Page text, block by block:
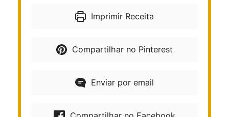
Imprimir Receita
Compartilhar no Pinterest
Enviar por email